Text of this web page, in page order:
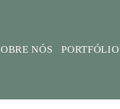
NÓS PORTFÓLIO